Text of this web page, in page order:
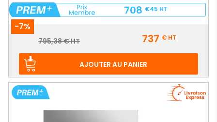
708 €45 HT
-7%
Prix
Prix
795,38 € HT 737 €HT
AJOUTER AU PANIER